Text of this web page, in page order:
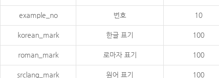
example_no 번호 10
korean_mark 한글 표기 100
roman_mark 로마자 표기 100
srclang_mark 원어 표기 100